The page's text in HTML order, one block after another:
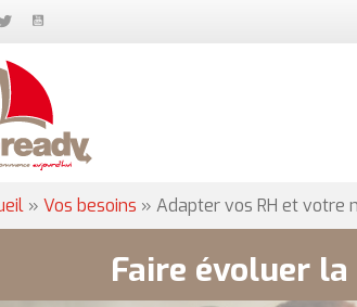
» Vos besoins » Adapter vos RH et votre
Faire évoluer